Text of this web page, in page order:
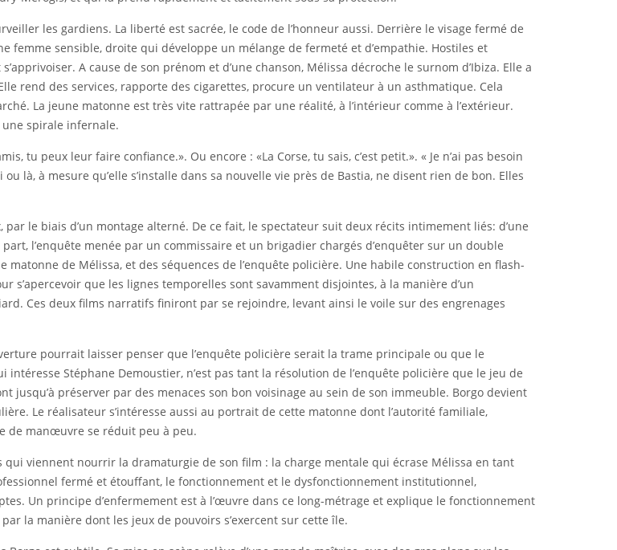
les gardiens. La liberté est sacrée, le code de l’honneur aussi. Derrière le visage fermé de
femme sensible, droite qui développe un mélange de fermeté et d’empathie. Hostiles et
A cause de son prénom et d’une chanson, Mélissa décroche le surnom d’Ibiza. Elle a
rend des services, rapporte des cigarettes, procure un ventilateur à un asthmatique. Cela
La jeune matonne est très vite rattrapée par une réalité, à l’intérieur comme à l’extérieur.
une spirale infernale.
tu peux leur faire confiance.». Ou encore : «La Corse, tu sais, c’est petit.». « Je n’ai pas besoin
là, à mesure qu’elle s’installe dans sa nouvelle vie près de Bastia, ne disent rien de bon. Elles
le biais d’un montage alterné. De ce fait, le spectateur suit deux récits intimement liés: d’une
l’enquête menée par un commissaire et un brigadier chargés d’enquêter sur un double
matonne de Mélissa, et des séquences de l’enquête policière. Une habile construction en flash-
que les lignes temporelles sont savamment disjointes, à la manière d’un
Ces deux films narratifs finiront par se rejoindre, levant ainsi le voile sur des engrenages
pourrait laisser penser que l’enquête policière serait la trame principale ou que le
Stéphane Demoustier, n’est pas tant la résolution de l’enquête policière que le jeu de
jusqu’à préserver par des menaces son bon voisinage au sein de son immeuble. Borgo devient
Le réalisateur s’intéresse aussi au portrait de cette matonne dont l’autorité familiale,
de manœuvre se réduit peu à peu.
viennent nourrir la dramaturgie de son film : la charge mentale qui écrase Mélissa en tant
fermé et étouffant, le fonctionnement et le dysfonctionnement institutionnel,
Un principe d’enfermement est à l’œuvre dans ce long-métrage et explique le fonctionnement
la manière dont les jeux de pouvoirs s’exercent sur cette île.